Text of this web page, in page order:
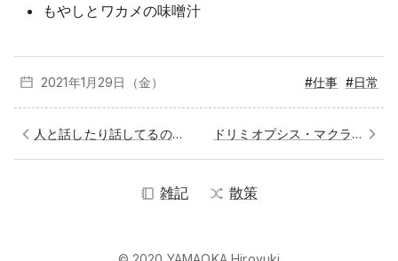
もやしとワカメの味噌汁
2021年1月 29日（金） #仕事 #日常
人と話したり話してるのを聞くのはいいよね ドリミオプシス・マクラータを株分けした
雑記 散策